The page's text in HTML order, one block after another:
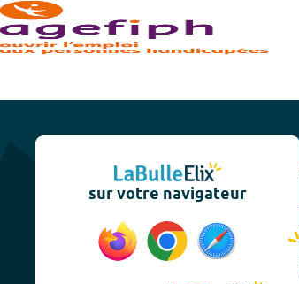
sur votre navigateur